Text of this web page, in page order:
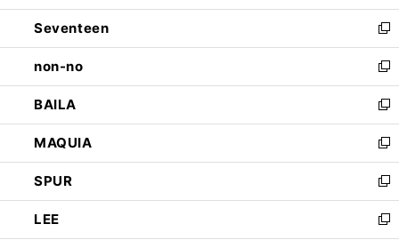
開
く
ウ
で
開
く
ン
ド
ウ
で
開
く
Seventeen
新
し
い
ウ
ィ
ン
ド
ウ
で
開
く
non-no
新
し
い
ウ
ィ
ン
ド
ウ
で
開
BAILA
新
し
い
ウ
ィ
ン
ド
ウ
MAQUIA
新
し
い
ウ
ィ
ン
SPUR
新
し
い
ウ
LEE
新
し